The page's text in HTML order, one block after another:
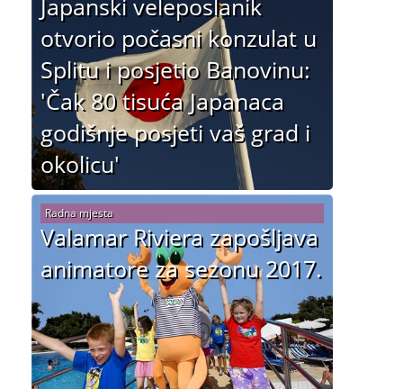
otvorio počasni konzulat u
Splitu i posjetio Banovinu:
'Čak 80 tisuća Japanaca
godišnje posjeti vaš grad i
okolicu'
Valamar Riviera zapošljava
animatore za sezonu 2017.
Radna mjesta